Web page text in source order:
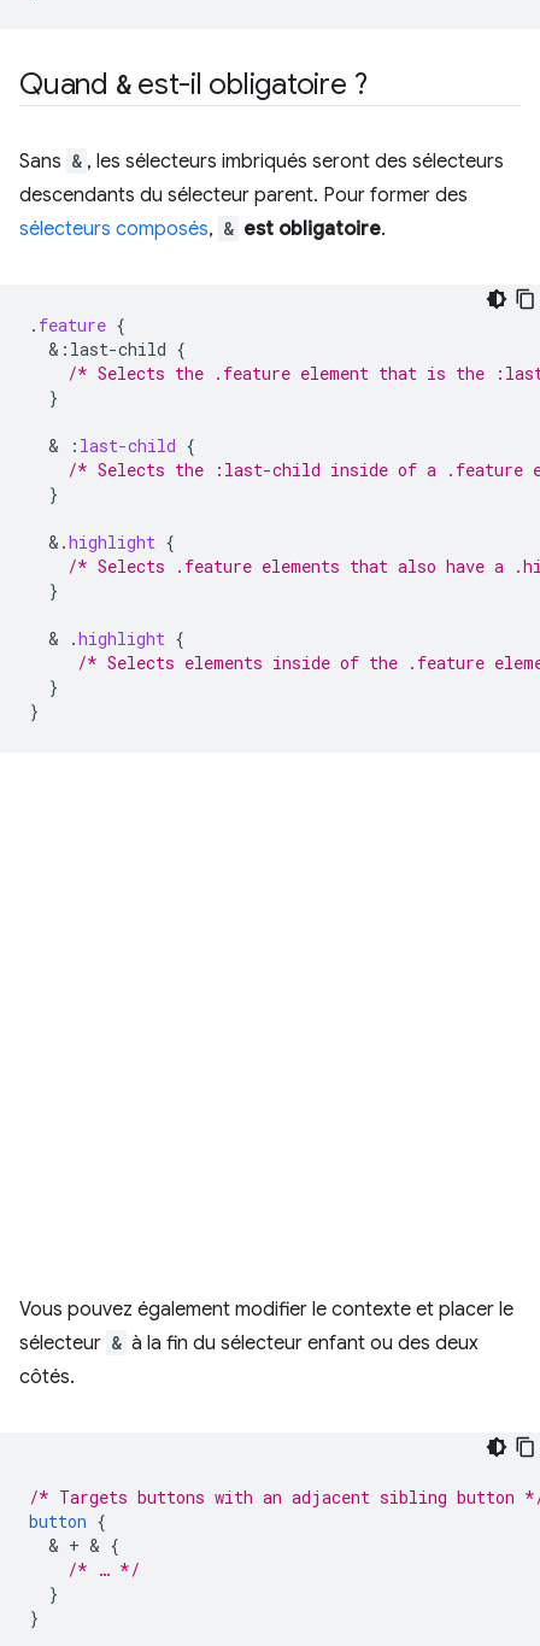
Quand &est-il obligatoire ?
Sans & , les sélecteurs imbriqués seront des sélecteurs
descendants du sélecteur parent. Pour former des
sélecteurs composés, & est obligatoire.
. feature {
& :last-child {
/* Selects the .feature element that is the
}
  &
: last-child {
/* Selects the :last-child inside of a .feature
}
& .highlight {
/* Selects .feature elements that also have a
}
  &
.highlight {
/* Selects elements inside of the .feature
}
}
Vous pouvez également modifier le contexte et placer le
sélecteur & à la fin du sélecteur enfant ou des deux
côtés.
/* Targets buttons with an adjacent sibling button
button {
  &
+ & {
/* … */
}
}